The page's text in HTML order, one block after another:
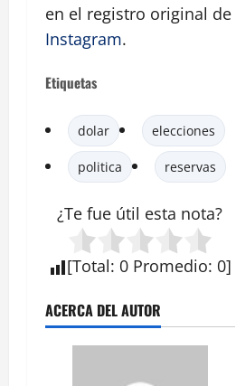
en el registro original de
Instagram.
Etiquetas
dolar elecciones
politica reservas
¿Te fue útil esta nota?
[Total: 0 Promedio: 0]
ACERCA DEL AUTOR